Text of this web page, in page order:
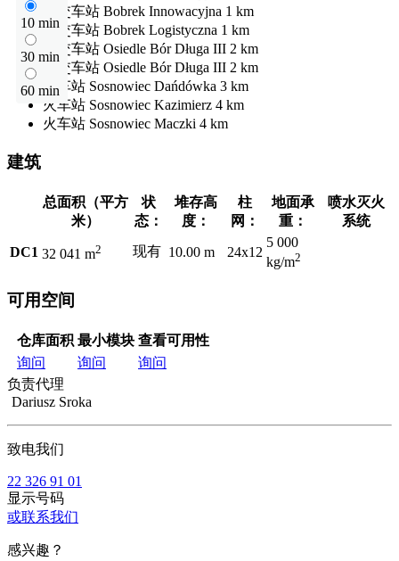
10 min
30 min
60 min
公交车站 Bobrek Innowacyjna 1 km
公交车站 Bobrek Logistyczna 1 km
公交车站 Osiedle Bór Długa III 2 km
公交车站 Osiedle Bór Długa III 2 km
火车站 Sosnowiec Dańdówka 3 km
火车站 Sosnowiec Kazimierz 4 km
火车站 Sosnowiec Maczki 4 km
建筑
总面积（平方
米）
状
态：
堆存高
度：
柱
网：
地面承
重：
喷水灭火
系统
DC1 32 041 m2 现有 10.00 m 24x12
5 000
kg/m2
可用空间
仓库面积 最小模块 查看可用性
询问
询问
询问
负责代理
Dariusz Sroka
致电我们
22 326 91 01
显示号码
或联系我们
感兴趣？